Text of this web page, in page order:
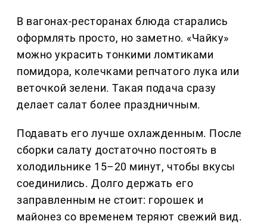
В вагонах-ресторанах блюда старались
оформлять просто, но заметно. «Чайку»
можно украсить тонкими ломтиками
помидора, колечками репчатого лука или
веточкой зелени. Такая подача сразу
делает салат более праздничным.
Подавать его лучше охлажденным. После
сборки салату достаточно постоять в
холодильнике 15–20 минут, чтобы вкусы
соединились. Долго держать его
заправленным не стоит: горошек и
майонез со временем теряют свежий вид.